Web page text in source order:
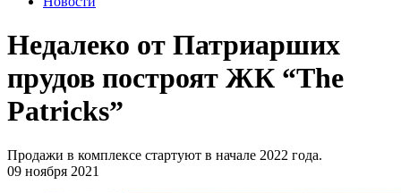
Недалеко от Патриарших
прудов построят ЖК “The
Patricks”
Продажи в комплексе стартуют в начале 2022 года.
09 ноября 2021